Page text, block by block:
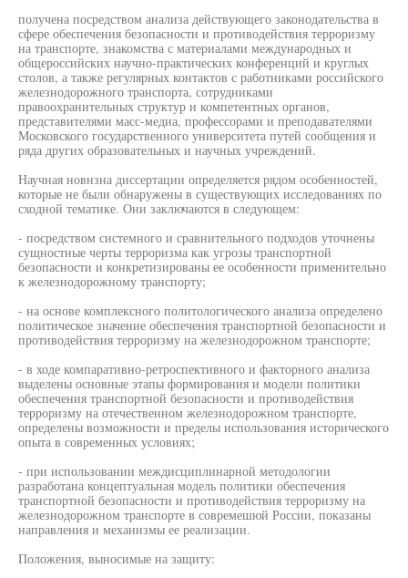
получена посредством анализа действующего законодательства в
сфере обеспечения безопасности и противодействия терроризму
на транспорте, знакомства с материалами международных и
общероссийских научно-практических конференций и круглых
столов, а также регулярных контактов с работниками российского
железнодорожного транспорта, сотрудниками
правоохранительных структур и компетентных органов,
представителями масс-медиа, профессорами и преподавателями
Московского государственного университета путей сообщения и
ряда других образовательных и научных учреждений.
Научная новнзна диссертации определяется рядом особенностей,
которые не были обнаружены в существующих исследованиях по
сходной тематике. Они заключаются в следующем:
- посредством системного и сравнительного подходов уточнены
сущностные черты терроризма как угрозы транспортной
безопасности и конкретизированы ее особенности применительно
к железнодорожному транспорту;
- на основе комплексного политологического анализа определено
политическое значение обеспечения транспортной безопасности и
противодействия терроризму на железнодорожном транспорте;
- в ходе компаративно-ретроспективного и факторного анализа
выделены основные этапы формирования и модели политики
обеспечения транспортной безопасности и противодействия
терроризму на отечественном железнодорожном транспорте,
определены возможности и пределы использования исторического
опыта в современных условиях;
- при использовании междисциплинарной методологии
разработана концептуальная модель политики обеспечения
транспортной безопасности и противодействия терроризму на
железнодорожном транспорте в совремешюй России, показаны
направления и механизмы ее реализации.
Положения, выносимые на защиту: